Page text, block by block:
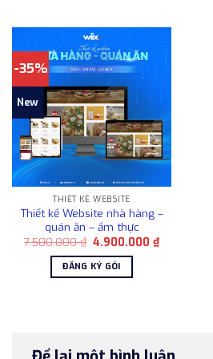
-35%
New
THIẾT KẾ WEBSITE
Thiết kế Website nhà hàng –
quán ăn – ẩm thực
7.500.000₫ Giá
là:
7.500.000 ₫.
4.900.000₫Giá
hiện
ĐĂNG KÝ GÓI